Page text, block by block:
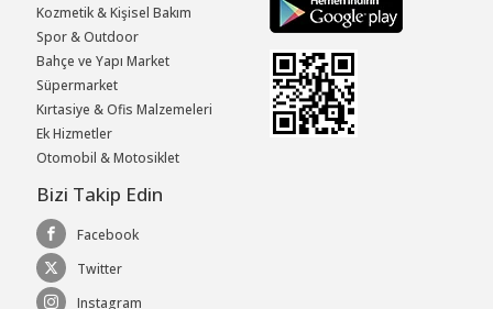
Kozmetik & Kişisel Bakım
Spor & Outdoor
Bahçe ve Yapı Market
Süpermarket
Kırtasiye & Ofis Malzemeleri
Ek Hizmetler
Otomobil & Motosiklet
Bizi Takip Edin
Facebook
Twitter
Instagram